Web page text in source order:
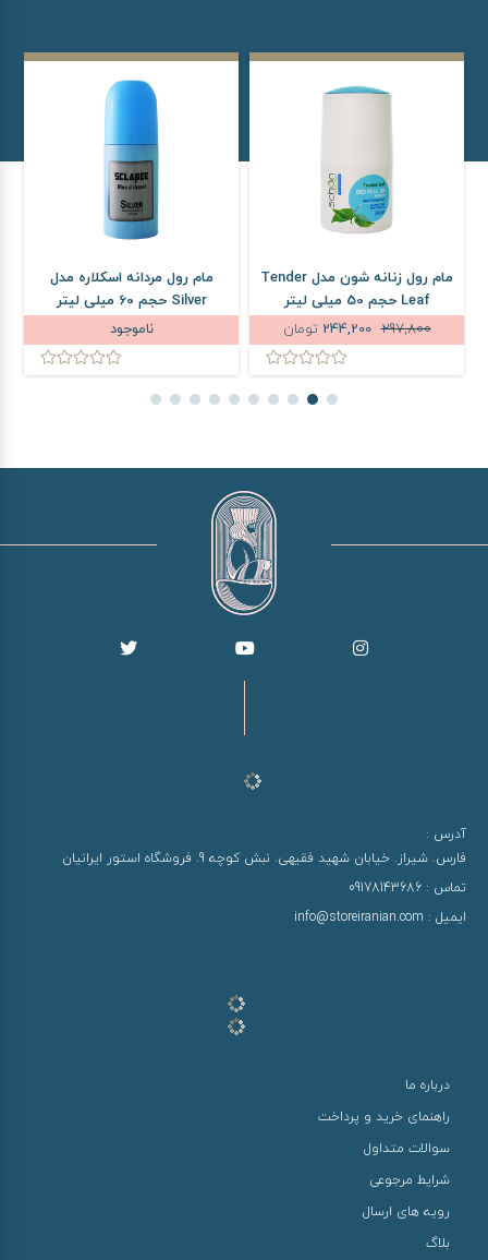
مام رول زنانه شون مدل Tender
Leaf حجم 50 میلی لیتر
297,800
244,200 تومان
مام رول مردانه اسکلاره مدل
Silver حجم 60 میلی لیتر
ناموجود
آدرس :
فارس. شیراز. خیابان شهید فقیهی. نبش کوچه 9. فروشگاه استور ایرانیان
تماس : 09178143686
ایمیل : info@storeiranian.com
درباره ما
راهنمای خرید و پرداخت
سوالات متداول
شرایط مرجوعی
رویه های ارسال
بلاگ